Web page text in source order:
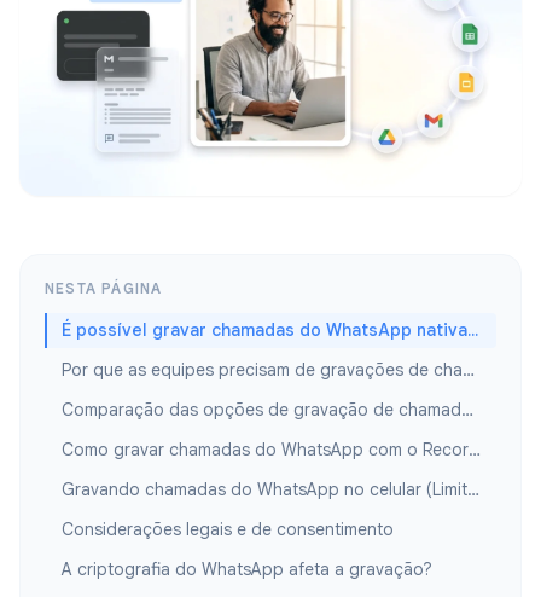
NESTA PÁGINA
É possível gravar chamadas do WhatsApp nativamente?
Por que as equipes precisam de gravações de chamadas do WhatsApp
Comparação das opções de gravação de chamadas do WhatsApp
Como gravar chamadas do WhatsApp com o Record Meeting
Gravando chamadas do WhatsApp no celular (Limitações)
Considerações legais e de consentimento
A criptografia do WhatsApp afeta a gravação?